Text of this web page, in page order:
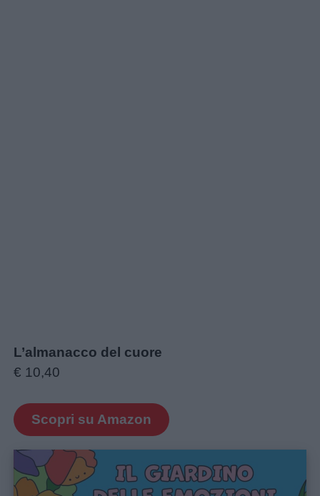
L’almanacco del cuore
€ 10,40
Scopri su Amazon